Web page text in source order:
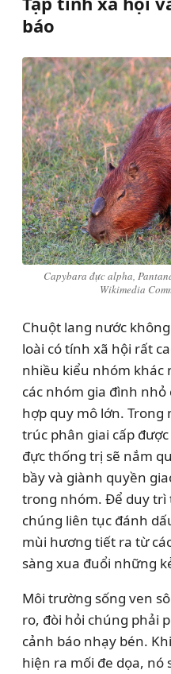
báo
Capybara đực alpha,
Wikimedia
Chuột lang nước
loài có tính xã hội rất
nhiều kiểu nhóm khác
các nhóm gia đình
hợp quy mô lớn. Trong
trúc phân giai cấp
đực thống trị sẽ nắm
bầy và giành quyền
trong nhóm. Để duy trì
chúng liên tục đánh
mùi hương tiết ra từ
sàng xua đuổi những
Môi trường sống ven
ro, đòi hỏi chúng phải
cảnh báo nhạy bén.
hiện ra mối đe dọa, nó